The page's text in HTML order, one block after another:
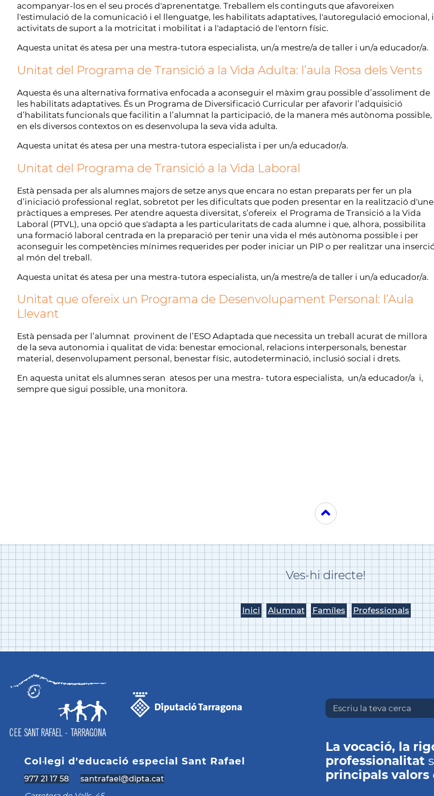
acompanyar-los en el seu procés d'aprenentatge. Treballem els continguts que afavoreixen
l'estimulació de la comunicació i el llenguatge, les habilitats adaptatives, l'autoregulació emocional, i
activitats de suport a la motricitat i mobilitat i a l'adaptació de l'entorn físic.
Aquesta unitat és atesa per una mestra-tutora especialista, un/a mestre/a de taller i un/a educador/a.
Unitat del Programa de Transició a la Vida Adulta: l’aula Rosa dels Vents
Aquesta és una alternativa formativa enfocada a aconseguir el màxim grau possible d’assoliment de
les habilitats adaptatives. És un Programa de Diversificació Curricular per afavorir l’adquisició
d’habilitats funcionals que facilitin a l’alumnat la participació, de la manera més autònoma possible,
en els diversos contextos on es desenvolupa la seva vida adulta.
Aquesta unitat és atesa per una mestra-tutora especialista i per un/a educador/a.
Unitat del Programa de Transició a la Vida Laboral
Està pensada per als alumnes majors de setze anys que encara no estan preparats per fer un pla
d’iniciació professional reglat, sobretot per les dificultats que poden presentar en la realització
pràctiques a empreses. Per atendre aquesta diversitat, s’ofereix el Programa de Transició a la Vida
Laboral (PTVL), una opció que s'adapta a les particularitats de cada alumne i que, alhora, possibilita
una formació laboral centrada en la preparació per tenir una vida el més autònoma possible i per
aconseguir les competències mínimes requerides per poder iniciar un PIP o per realitzar una
al món del treball.
Aquesta unitat és atesa per una mestra-tutora especialista, un/a mestre/a de taller i un/a educador/a.
Unitat que ofereix un Programa de Desenvolupament Personal: l’Aula
Llevant
Està pensada per l’alumnat provinent de l’ESO Adaptada que necessita un treball acurat de millora
de la seva autonomia i qualitat de vida: benestar emocional, relacions interpersonals, benestar
material, desenvolupament personal, benestar físic, autodeterminació, inclusió social i drets.
En aquesta unitat els alumnes seran atesos per una mestra- tutora especialista, un/a educador/a i,
sempre que sigui possible, una monitora.
Ves-hi directe!
Inici Alumnat Famíles Professionals
Col·legi d'educació especial Sant Rafael
977 21 17 58
santrafael@dipta.cat
La vocació, la
professionalitat
principals valors